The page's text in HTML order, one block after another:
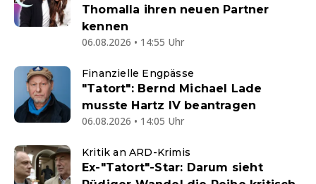
Thomalla ihren neuen Partner
kennen
06.08.2026 • 14:55 Uhr
Finanzielle Engpässe
"Tatort": Bernd Michael Lade
musste Hartz IV beantragen
06.08.2026 • 14:05 Uhr
Kritik an ARD-Krimis
Ex-"Tatort"-Star: Darum sieht